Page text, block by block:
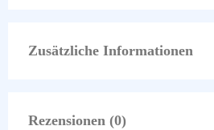
Zusätzliche Informationen
Rezensionen (0)